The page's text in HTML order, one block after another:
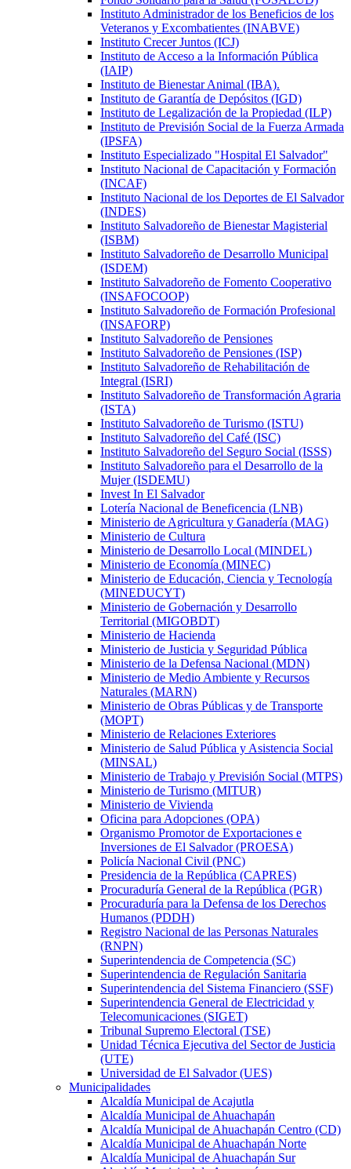
Instituto Administrador de los Beneficios de los
Veteranos y Excombatientes (INABVE)
Instituto Crecer Juntos (ICJ)
Instituto de Acceso a la Información Pública
(IAIP)
Instituto de Bienestar Animal (IBA).
Instituto de Garantía de Depósitos (IGD)
Instituto de Legalización de la Propiedad (ILP)
Instituto de Previsión Social de la Fuerza Armada
(IPSFA)
Instituto Especializado "Hospital El Salvador"
Instituto Nacional de Capacitación y Formación
(INCAF)
Instituto Nacional de los Deportes de El Salvador
(INDES)
Instituto Salvadoreño de Bienestar Magisterial
(ISBM)
Instituto Salvadoreño de Desarrollo Municipal
(ISDEM)
Instituto Salvadoreño de Fomento Cooperativo
(INSAFOCOOP)
Instituto Salvadoreño de Formación Profesional
(INSAFORP)
Instituto Salvadoreño de Pensiones
Instituto Salvadoreño de Pensiones (ISP)
Instituto Salvadoreño de Rehabilitación de
Integral (ISRI)
Instituto Salvadoreño de Transformación Agraria
(ISTA)
Instituto Salvadoreño de Turismo (ISTU)
Instituto Salvadoreño del Café (ISC)
Instituto Salvadoreño del Seguro Social (ISSS)
Instituto Salvadoreño para el Desarrollo de la
Mujer (ISDEMU)
Invest In El Salvador
Lotería Nacional de Beneficencia (LNB)
Ministerio de Agricultura y Ganadería (MAG)
Ministerio de Cultura
Ministerio de Desarrollo Local (MINDEL)
Ministerio de Economía (MINEC)
Ministerio de Educación, Ciencia y Tecnología
(MINEDUCYT)
Ministerio de Gobernación y Desarrollo
Territorial (MIGOBDT)
Ministerio de Hacienda
Ministerio de Justicia y Seguridad Pública
Ministerio de la Defensa Nacional (MDN)
Ministerio de Medio Ambiente y Recursos
Naturales (MARN)
Ministerio de Obras Públicas y de Transporte
(MOPT)
Ministerio de Relaciones Exteriores
Ministerio de Salud Pública y Asistencia Social
(MINSAL)
Ministerio de Trabajo y Previsión Social (MTPS)
Ministerio de Turismo (MITUR)
Ministerio de Vivienda
Oficina para Adopciones (OPA)
Organismo Promotor de Exportaciones e
Inversiones de El Salvador (PROESA)
Policía Nacional Civil (PNC)
Presidencia de la República (CAPRES)
Procuraduría General de la República (PGR)
Procuraduría para la Defensa de los Derechos
Humanos (PDDH)
Registro Nacional de las Personas Naturales
(RNPN)
Superintendencia de Competencia (SC)
Superintendencia de Regulación Sanitaria
Superintendencia del Sistema Financiero (SSF)
Superintendencia General de Electricidad y
Telecomunicaciones (SIGET)
Tribunal Supremo Electoral (TSE)
Unidad Técnica Ejecutiva del Sector de Justicia
(UTE)
Universidad de El Salvador (UES)
Municipalidades
Alcaldía Municipal de Acajutla
Alcaldía Municipal de Ahuachapán
Alcaldía Municipal de Ahuachapán Centro (CD)
Alcaldía Municipal de Ahuachapán Norte
Alcaldía Municipal de Ahuachapán Sur